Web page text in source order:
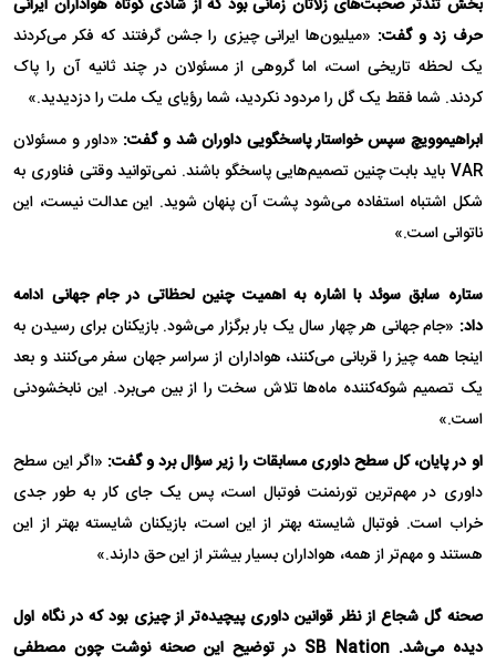
بخش تندتر صحبت‌های زلاتان زمانی بود که از شادی کوتاه هواداران ایرانی
حرف زد و گفت: «میلیون‌ها ایرانی چیزی را جشن گرفتند که فکر می‌کردند
یک لحظه تاریخی است، اما گروهی از مسئولان در چند ثانیه آن را پاک
کردند. شما فقط یک گل را مردود نکردید، شما رؤیای یک ملت را دزدیدید.»
ابراهیموویچ سپس خواستار پاسخگویی داوران شد و گفت: «داور و مسئولان
VAR باید بابت چنین تصمیم‌هایی پاسخگو باشند. نمی‌توانید وقتی فناوری به
شکل اشتباه استفاده می‌شود پشت آن پنهان شوید. این عدالت نیست، این
ناتوانی است.»
ستاره سابق سوئد با اشاره به اهمیت چنین لحظاتی در جام جهانی ادامه
داد: «جام جهانی هر چهار سال یک بار برگزار می‌شود. بازیکنان برای رسیدن به
اینجا همه چیز را قربانی می‌کنند، هواداران از سراسر جهان سفر می‌کنند و بعد
یک تصمیم شوکه‌کننده ماه‌ها تلاش سخت را از بین می‌برد. این نابخشودنی
است.»
او در پایان، کل سطح داوری مسابقات را زیر سؤال برد و گفت: «اگر این سطح
داوری در مهم‌ترین تورنمنت فوتبال است، پس یک جای کار به طور جدی
خراب است. فوتبال شایسته بهتر از این است، بازیکنان شایسته بهتر از این
هستند و مهم‌تر از همه، هواداران بسیار بیشتر از این حق دارند.»
صحنه گل شجاع از نظر قوانین داوری پیچیده‌تر از چیزی بود که در نگاه اول
دیده می‌شد. SB Nation در توضیح این صحنه نوشت چون مصطفی